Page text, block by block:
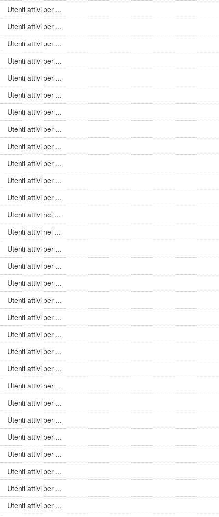
Utenti attivi per ...
Utenti attivi per ...
Utenti attivi per ...
Utenti attivi per ...
Utenti attivi per ...
Utenti attivi per ...
Utenti attivi per ...
Utenti attivi per ...
Utenti attivi per ...
Utenti attivi per ...
Utenti attivi per ...
Utenti attivi per ...
Utenti attivi nel ...
Utenti attivi nel ...
Utenti attivi per ...
Utenti attivi per ...
Utenti attivi per ...
Utenti attivi per ...
Utenti attivi per ...
Utenti attivi per ...
Utenti attivi per ...
Utenti attivi per ...
Utenti attivi per ...
Utenti attivi per ...
Utenti attivi per ...
Utenti attivi per ...
Utenti attivi per ...
Utenti attivi per ...
Utenti attivi per ...
Utenti attivi per ...